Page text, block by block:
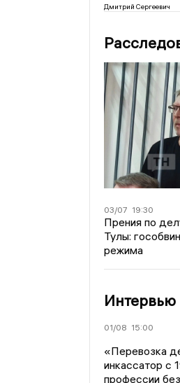
Дмитрий Сергеевич
03/07 19:30
Прения по
Тулы:
режима
Интервью
01/08 15:00
«Перевозка
инкассатор с
профессии